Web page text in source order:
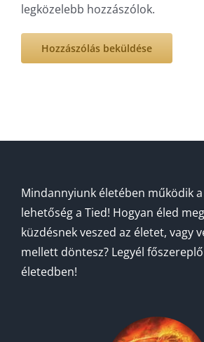
legközelebb hozzászólok.
Mindannyiunk életében működik
lehetőség a Tied! Hogyan éled
küzdésnek veszed az életet, vagy
mellett döntesz? Legyél
életedben!